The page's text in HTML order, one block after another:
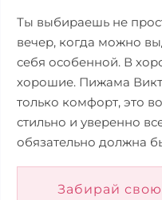
Ты выбираешь не
вечер, когда можно
себя особенной. В
хорошие. Пижама
только комфорт, это
стильно и уверенно
обязательно должна
Забирай